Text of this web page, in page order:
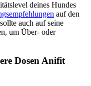
deines Hundes
auf den
auch auf seine
um Über- oder
Dosen⁣ Anifit